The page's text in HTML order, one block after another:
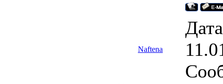
Naftena